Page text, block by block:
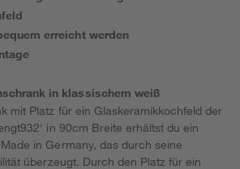
erreicht werden
in klassischem weiß
mit Platz für ein Glaskeramikkochfeld der
in 90cm Breite erhältst du ein
in Germany, das durch seine
überzeugt. Durch den Platz für ein